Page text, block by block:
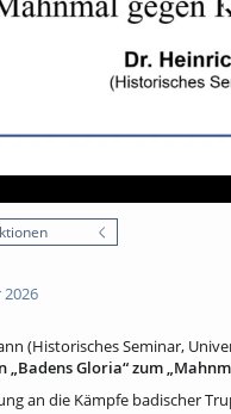
2026
(Historisches Seminar,
„Badens Gloria“ zum
an die Kämpfe badischer